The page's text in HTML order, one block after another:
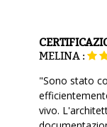
MELINA :
"Sono stato
vivo.